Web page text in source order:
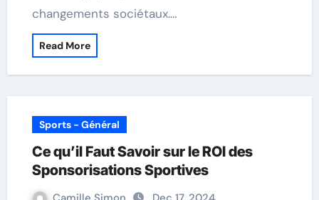
changements sociétaux.…
Read More
Sports - Général
Ce qu’il Faut Savoir sur le ROI des
Sponsorisations Sportives